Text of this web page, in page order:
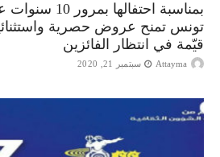
بمناسبة
تونس تمنح عروض حصرية
قيّمة في انتظار الفائزين
Attayma سبتمبر 21, 2020